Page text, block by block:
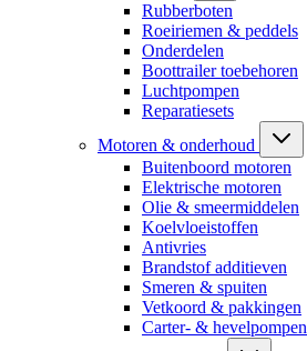
Rubberboten
Roeiriemen & peddels
Onderdelen
Boottrailer toebehoren
Luchtpompen
Reparatiesets
Motoren & onderhoud
Buitenboord motoren
Elektrische motoren
Olie & smeermiddelen
Koelvloeistoffen
Antivries
Brandstof additieven
Smeren & spuiten
Vetkoord & pakkingen
Carter- & hevelpompen